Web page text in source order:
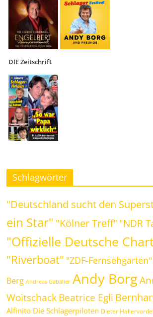
DIE Zeitschrift
Schlagwörter
"Deutschland sucht den
ein Star" "Kölner Treff" "NDR
"Offizielle Deutsche
"Riverboat" "ZDF-Fernsehgarten"
Berg Andreas Gabalier Andy Borg
WoitschackBeatrice Egli
Alfinito Die Schlagerpiloten Dieter